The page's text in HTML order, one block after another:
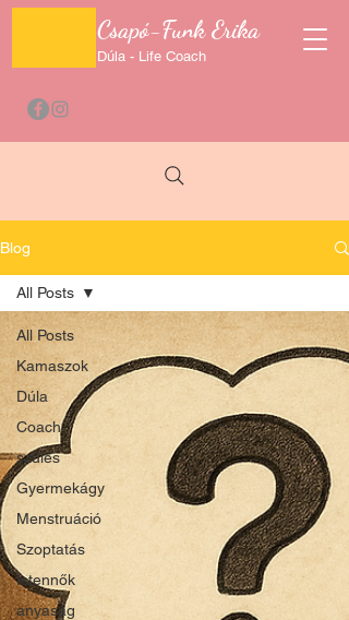
Csapó-Funk Erika
Dúla - Life Coach
Blog
All Posts
Kamaszok
Dúla
Coach
szülés
Gyermekágy
Menstruáció
Szoptatás
Istennők
anyaság
All Posts